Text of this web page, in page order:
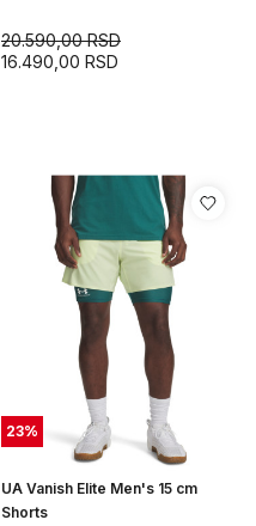
16.490,00 RSD
20.590,00RSD
23%
UA Vanish Elite Men's 15 cm
Shorts